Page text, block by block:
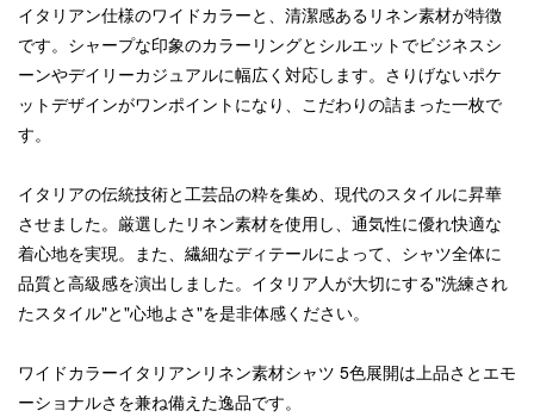
イタリアン仕様のワイドカラーと、清潔感あるリネン素材が特徴
です。シャープな印象のカラーリングとシルエットでビジネスシ
ーンやデイリーカジュアルに幅広く対応します。さりげないポケ
ットデザインがワンポイントになり、こだわりの詰まった一枚で
す。
イタリアの伝統技術と工芸品の粋を集め、現代のスタイルに昇華
させました。厳選したリネン素材を使用し、通気性に優れ快適な
着心地を実現。また、繊細なディテールによって、シャツ全体に
品質と高級感を演出しました。イタリア人が大切にする"洗練され
たスタイル"と"心地よさ"を是非体感ください。
ワイドカラーイタリアンリネン素材シャツ 5色展開は上品さとエモ
ーショナルさを兼ね備えた逸品です。